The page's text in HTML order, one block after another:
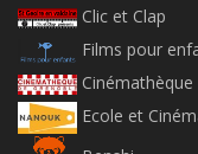
Clic et Clap
Films pour
Ecole et